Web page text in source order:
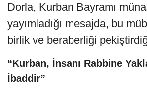
Dorla, Kurban Bayramı
yayımladığı mesajda, bu
birlik ve beraberliği
“Kurban, İnsanı Rabbine
İbaddir”